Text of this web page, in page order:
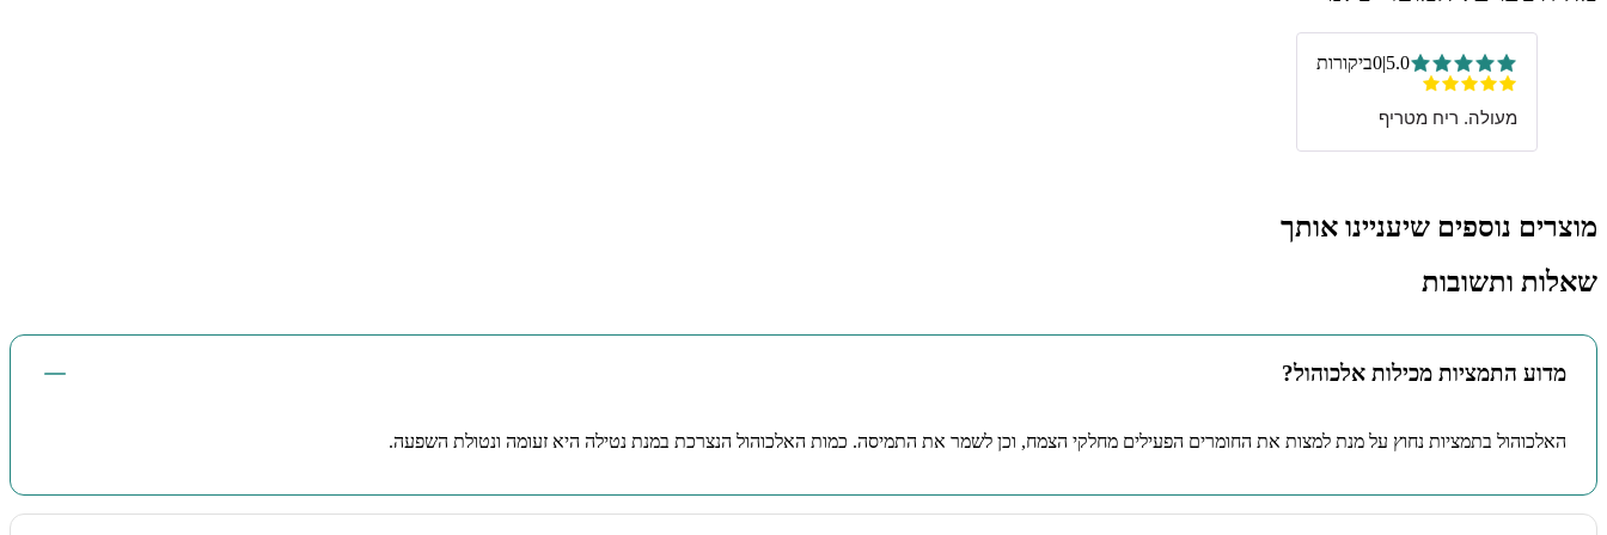
5.0
|
0ביקורות
מעולה. ריח מטריף
מוצרים נוספים שיעניינו אותך
שאלות ותשובות
מדוע התמציות מכילות אלכוהול?
האלכוהול בתמציות נחוץ על מנת למצות את החומרים הפעילים מחלקי הצמח, וכן לשמר את התמיסה. כמות האלכוהול הנצרכת במנת נטילה היא זעומה ונטולת השפעה.